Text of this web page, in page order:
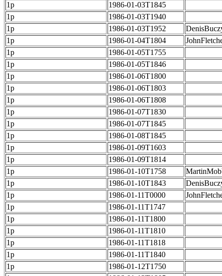
1p
1986-01-03T1845
1p
1986-01-03T1940
1p
1986-01-03T1952
1p
1986-01-04T1804
1p
1986-01-05T1755
1p
1986-01-05T1846
1p
1986-01-06T1800
1p
1986-01-06T1803
1p
1986-01-06T1808
1p
1986-01-07T1830
1p
1986-01-07T1845
1p
1986-01-08T1845
1p
1986-01-09T1603
1p
1986-01-09T1814
1p
1986-01-10T1758
1p
1986-01-10T1843
1p
1986-01-11T0000
1p
1986-01-11T1747
1p
1986-01-11T1800
1p
1986-01-11T1810
1p
1986-01-11T1818
1p
1986-01-11T1840
1p
1986-01-12T1750